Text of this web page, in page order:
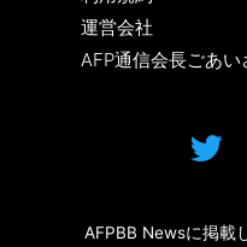
運営会社
AFP通信会長ごあい
AFPBB Newsに掲載